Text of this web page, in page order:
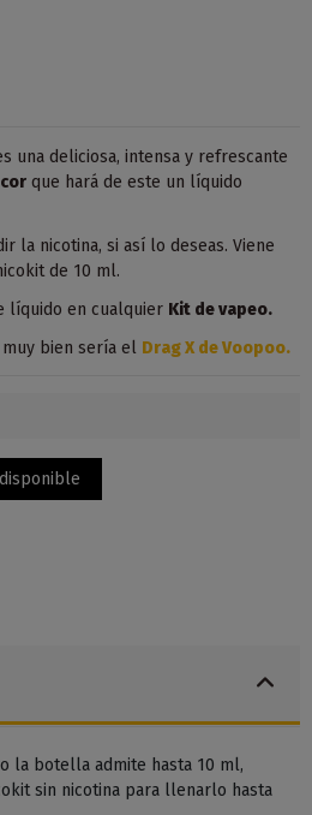
una deliciosa, intensa y refrescante
que hará de este un líquido
la nicotina, si así lo deseas. Viene
de 10 ml.
líquido en cualquier Kit de vapeo.
bien sería el Drag X de Voopoo.
la botella admite hasta 10 ml,
sin nicotina para llenarlo hasta